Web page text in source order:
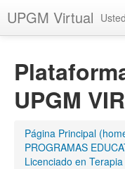
UPGM Virtual
UPGM
Página Principal
PROGRAMAS
Licenciado en